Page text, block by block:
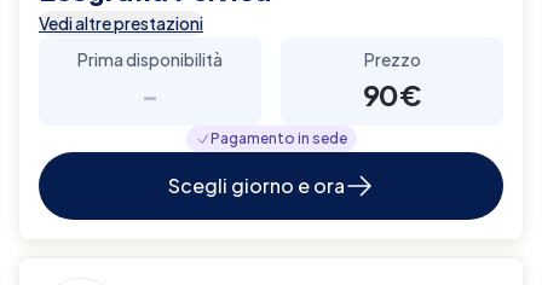
Vedi altre prestazioni
Prima disponibilità
-
Prezzo
90€
Pagamento in sede
Scegli giorno e ora